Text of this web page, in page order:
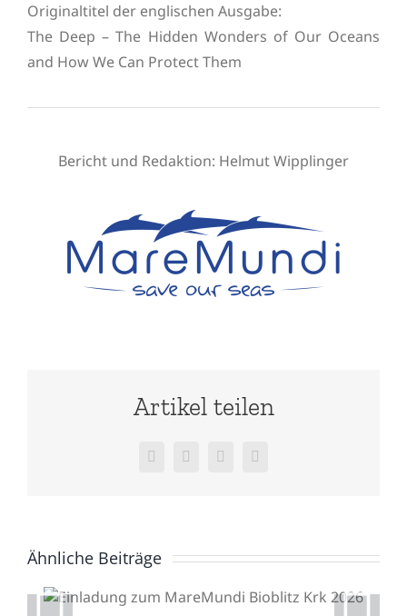
Originaltitel der englischen Ausgabe:
The Deep – The Hidden Wonders of Our Oceans
and How We Can Protect Them
Bericht und Redaktion: Helmut Wipplinger
Artikel teilen
Facebook
X WhatsApp
E-
Ähnliche BeiträgeEinladung zum
MareMundi Bioblitz Krk